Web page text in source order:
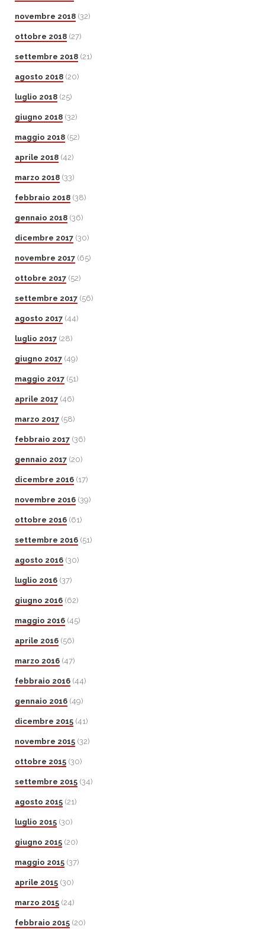
novembre 2018 (32)
ottobre 2018 (27)
settembre 2018 (21)
agosto 2018 (20)
luglio 2018 (25)
giugno 2018 (32)
maggio 2018 (52)
aprile 2018 (42)
marzo 2018 (33)
febbraio 2018 (38)
gennaio 2018 (36)
dicembre 2017 (30)
novembre 2017 (65)
ottobre 2017 (52)
settembre 2017 (56)
agosto 2017 (44)
luglio 2017 (28)
giugno 2017 (49)
maggio 2017 (51)
aprile 2017 (46)
marzo 2017 (58)
febbraio 2017 (36)
gennaio 2017 (20)
dicembre 2016 (17)
novembre 2016 (39)
ottobre 2016 (61)
settembre 2016 (51)
agosto 2016 (30)
luglio 2016 (37)
giugno 2016 (62)
maggio 2016 (45)
aprile 2016 (56)
marzo 2016 (47)
febbraio 2016 (44)
gennaio 2016 (49)
dicembre 2015 (41)
novembre 2015 (32)
ottobre 2015 (30)
settembre 2015 (34)
agosto 2015 (21)
luglio 2015 (30)
giugno 2015 (20)
maggio 2015 (37)
aprile 2015 (30)
marzo 2015 (24)
febbraio 2015 (20)